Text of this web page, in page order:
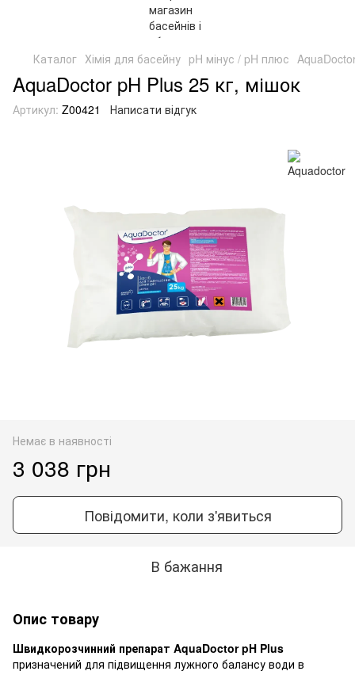
Каталог Хімія для басейну pH мінус / pH плюс
AquaDoctor pH Plus 25 кг, мішок
Артикул: Z00421 Написати відгук
Немає в наявності
3 038 грн
Повідомити, коли з'явиться
В бажання
Опис товару
Швидкорозчинний препарат AquaDoctor pH Plus
призначений для підвищення лужного балансу води в